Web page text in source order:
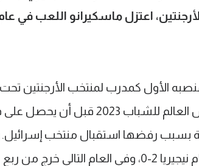
المنتخب في التأهل لكأس العالم
بسبب رفضها استقبال منتخب
دور الـ16 بعد الخسارة أمام نيجيريا 2-0، وفي العام